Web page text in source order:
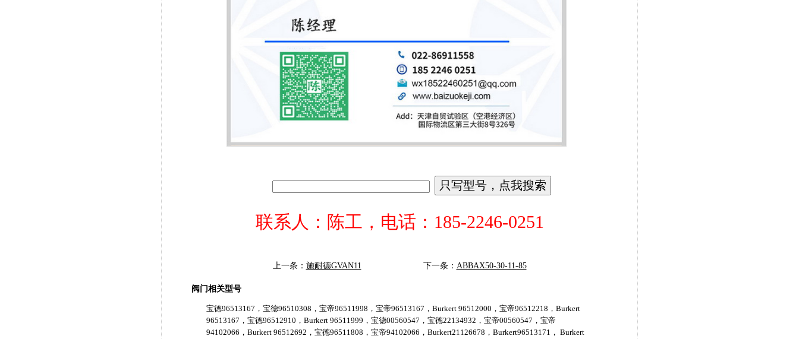
联系人：陈工，电话：185-2246-0251
上一条： 施耐德GVAN11 下一条： ABBAX50-30-11-85
阀门相关型号
宝德96513167，宝德96510308，宝帝96511998，宝帝96513167，Burkert 96512000，宝帝96512218，Burkert
96513167，宝德96512910，Burkert 96511999，宝德00560547，宝德22134932，宝帝00560547，宝帝
94102066，Burkert 96512692，宝德96511808，宝帝94102066，Burkert21126678，Burkert96513171， Burkert